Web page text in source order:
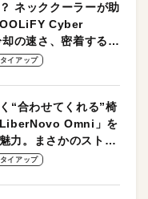
ネッククーラーが助
Cyber
の速さ、密着する冷
な操作性がグッド！
タイアップ
“合わせてくれる”椅
Omni」を
力。まさかのストレ
タイアップ